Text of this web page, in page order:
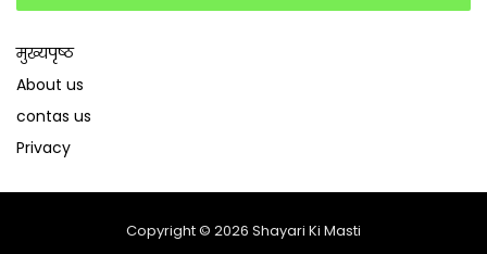
मुख्यपृष्ठ
About us
contas us
Privacy
Copyright © 2026 Shayari Ki Masti